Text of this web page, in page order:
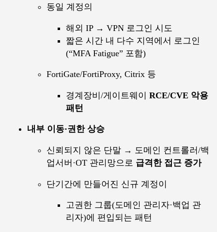
동일 계정의
해외 IP → VPN 로그인 시도
짧은 시간 내 다수 지역에서 로그인
(“MFA Fatigue” 포함)
FortiGate/FortiProxy, Citrix 등
경계장비/게이트웨이 RCE/CVE 악용
패턴
내부 이동·권한 상승
신뢰되지 않은 단말 → 도메인 컨트롤러/백
업서버·OT 관리망으로 급격한 접근 증가
단기간에 만들어진 신규 계정이
고권한 그룹(도메인 관리자·백업 관
리자)에 편입되는 패턴